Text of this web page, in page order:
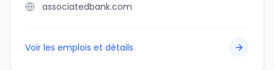
associatedbank.com
Voir les emplois et détails